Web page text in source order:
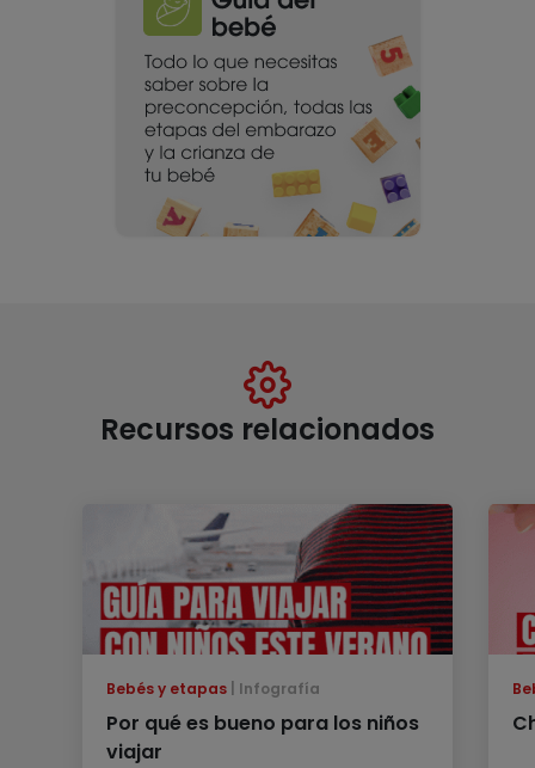
Recursos relacionados
Bebés y etapas Infografía
Por qué es bueno para los niños
viajar